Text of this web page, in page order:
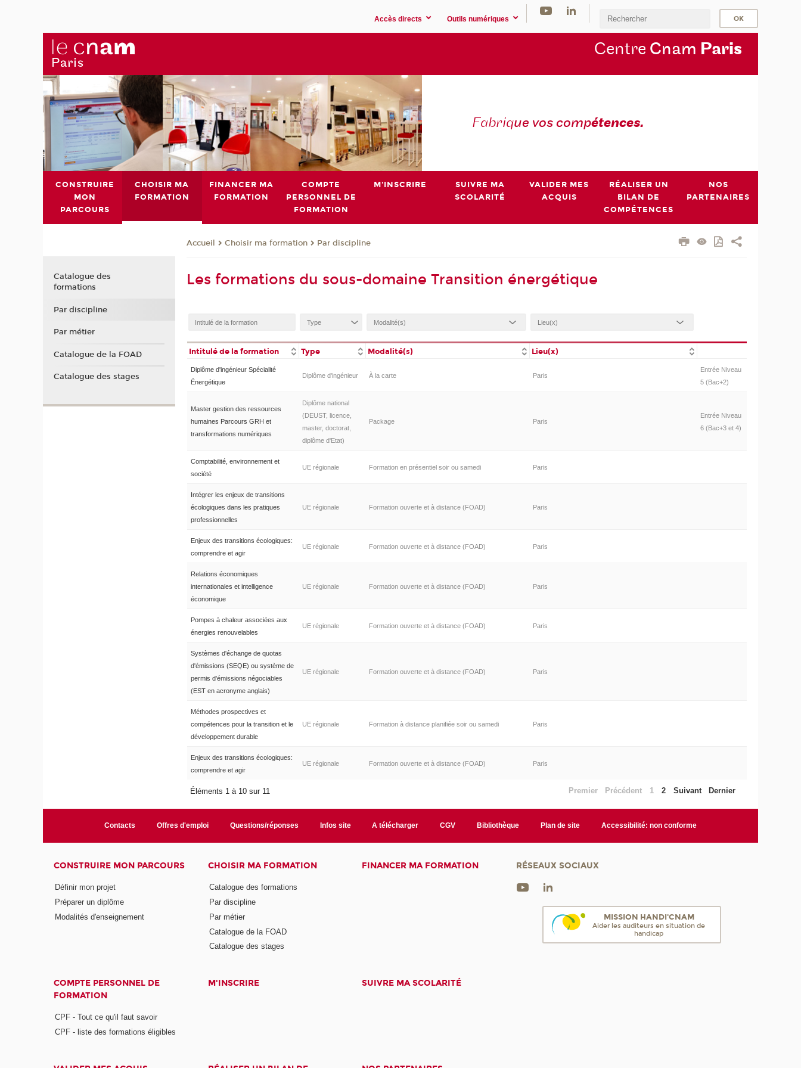
Accès directs Outils numériques
Centre Cnam Paris
Fabrique vos compétences.
CONSTRUIRE
MON
PARCOURS
CHOISIR MA
FORMATION
FINANCER MA
FORMATION
COMPTE
PERSONNEL DE
FORMATION
M'INSCRIRE
SUIVRE MA
SCOLARITÉ
VALIDER MES
ACQUIS
RÉALISER UN
BILAN DE
COMPÉTENCES
NOS
PARTENAIRES
Accueil Choisir ma formation Par discipline
Les formations du sous-domaine Transition énergétique
Intitulé de la formation Type Modalité(s) Lieu(x)
Diplôme d'ingénieur Spécialité
Énergétique
Diplôme d'ingénieur À la carte Paris
Entrée Niveau
5 (Bac+2)
Master gestion des ressources
humaines Parcours GRH et
transformations numériques
Diplôme national
(DEUST, licence,
master, doctorat,
diplôme d'Etat)
Package Paris
Entrée Niveau
6 (Bac+3 et 4)
Comptabilité, environnement et
société
UE régionale Formation en présentiel soir ou samedi Paris
Intégrer les enjeux de transitions
écologiques dans les pratiques
professionnelles
UE régionale Formation ouverte et à distance (FOAD) Paris
Enjeux des transitions écologiques:
comprendre et agir
UE régionale Formation ouverte et à distance (FOAD) Paris
Relations économiques
internationales et intelligence
économique
UE régionale Formation ouverte et à distance (FOAD) Paris
Pompes à chaleur associées aux
énergies renouvelables
UE régionale Formation ouverte et à distance (FOAD) Paris
Systèmes d'échange de quotas
d'émissions (SEQE) ou système de
permis d'émissions négociables
(EST en acronyme anglais)
UE régionale Formation ouverte et à distance (FOAD) Paris
Méthodes prospectives et
compétences pour la transition et le
développement durable
UE régionale Formation à distance planifiée soir ou samedi Paris
Enjeux des transitions écologiques:
comprendre et agir
UE régionale Formation ouverte et à distance (FOAD) Paris
Éléments 1 à 10 sur 11 Premier Précédent 1 2 Suivant Dernier
Catalogue des
formations
Par discipline
Par métier
Catalogue de la FOAD
Catalogue des stages
Contacts Offres d'emploi Questions/réponses Infos site A télécharger CGV Bibliothèque Plan de site Accessibilité: non conforme
CONSTRUIRE MON PARCOURS
Définir mon projet
Préparer un diplôme
Modalités d'enseignement
CHOISIR MA FORMATION
Catalogue des formations
Par discipline
Par métier
Catalogue de la FOAD
Catalogue des stages
FINANCER MA FORMATION
COMPTE PERSONNEL DE
FORMATION
CPF - Tout ce qu'il faut savoir
CPF - liste des formations éligibles
M'INSCRIRE SUIVRE MA SCOLARITÉ
RÉSEAUX SOCIAUX
MISSION HANDI'CNAM
Aider les auditeurs en situation de
handicap